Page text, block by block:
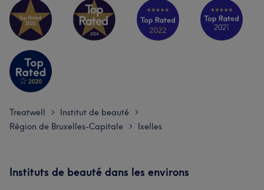
Treatwell > Institut de beauté >
Région de Bruxelles-Capitale > Ixelles
Instituts de beauté dans les environs